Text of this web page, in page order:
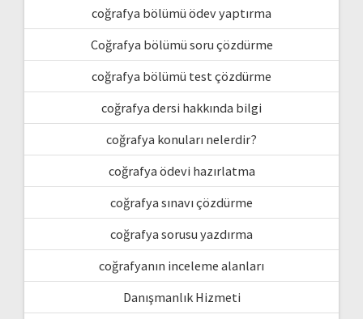
coğrafya bölümü ödev yaptırma
Coğrafya bölümü soru çözdürme
coğrafya bölümü test çözdürme
coğrafya dersi hakkında bilgi
coğrafya konuları nelerdir?
coğrafya ödevi hazırlatma
coğrafya sınavı çözdürme
coğrafya sorusu yazdırma
coğrafyanın inceleme alanları
Danışmanlık Hizmeti